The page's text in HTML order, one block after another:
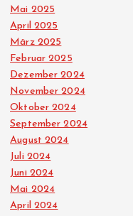
Mai 2025
April 2025
März 2025
Februar 2025
Dezember 2024
November 2024
Oktober 2024
September 2024
August 2024
Juli 2024
Juni 2024
Mai 2024
April 2024